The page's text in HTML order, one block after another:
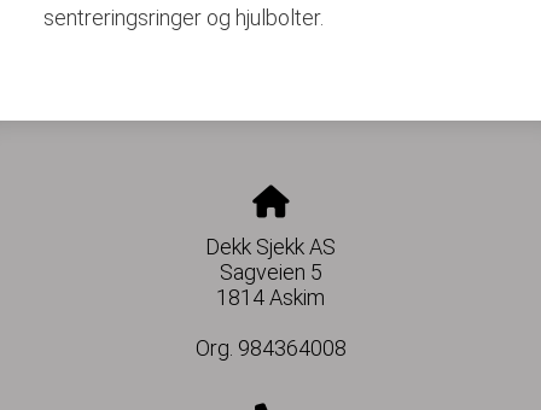
sentreringsringer og hjulbolter.
Dekk Sjekk AS
Sagveien 5
1814 Askim
Org. 984364008